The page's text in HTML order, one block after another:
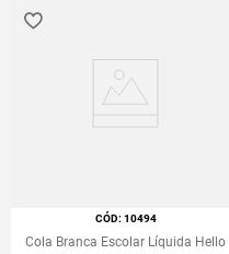
:10494
Cola Branca Escolar Líquida Hello